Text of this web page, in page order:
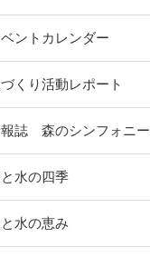
ントカレンダー
くり活動レポート
誌 森のシンフォニー
水の四季
水の恵み